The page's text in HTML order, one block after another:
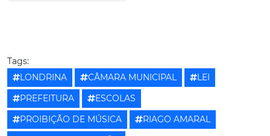
Tags:
LONDRINA
CÂMARA MUNICIPAL
LEI
PREFEITURA
ESCOLAS
PROIBIÇÃO DE MÚSICA
RIAGO AMARAL